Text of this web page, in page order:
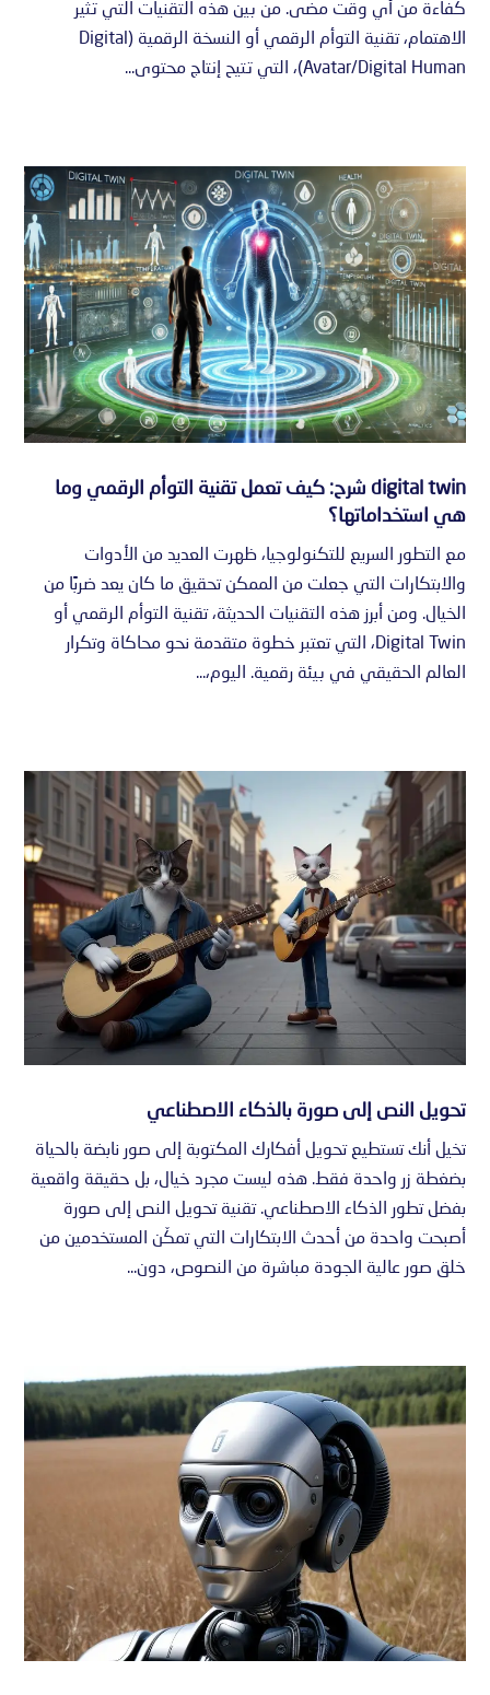
كفاءة من أي وقت مضى. من بين هذه التقنيات التي تثير
الاهتمام، تقنية التوأم الرقمي أو النسخة الرقمية (Digital
Avatar/Digital Human)، التي تتيح إنتاج محتوى...
digital twin شرح: كيف تعمل تقنية التوأم الرقمي وما
هي استخداماتها؟
مع التطور السريع للتكنولوجيا، ظهرت العديد من الأدوات
والابتكارات التي جعلت من الممكن تحقيق ما كان يعد ضربًا من
الخيال. ومن أبرز هذه التقنيات الحديثة، تقنية التوأم الرقمي أو
Digital Twin، التي تعتبر خطوة متقدمة نحو محاكاة وتكرار
العالم الحقيقي في بيئة رقمية. اليوم،...
تحويل النص إلى صورة بالذكاء الاصطناعي
تخيل أنك تستطيع تحويل أفكارك المكتوبة إلى صور نابضة بالحياة
بضغطة زر واحدة فقط. هذه ليست مجرد خيال، بل حقيقة واقعية
بفضل تطور الذكاء الاصطناعي. تقنية تحويل النص إلى صورة
أصبحت واحدة من أحدث الابتكارات التي تمكّن المستخدمين من
خلق صور عالية الجودة مباشرة من النصوص، دون...